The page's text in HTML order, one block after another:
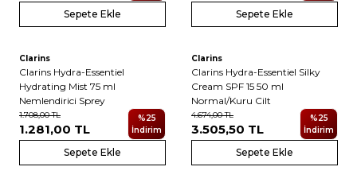
Sepete Ekle Sepete Ekle
Clarins
Clarins Hydra-Essentiel
Hydrating Mist 75 ml
Nemlendirici Sprey
1.708,00TL
1.281,00 TL
%25
İndirim
Sepete Ekle
Clarins
Clarins Hydra-Essentiel Silky
Cream SPF 15 50 ml
Normal/Kuru Cilt
4.674,00TL
3.505,50 TL
%25
İndirim
Sepete Ekle